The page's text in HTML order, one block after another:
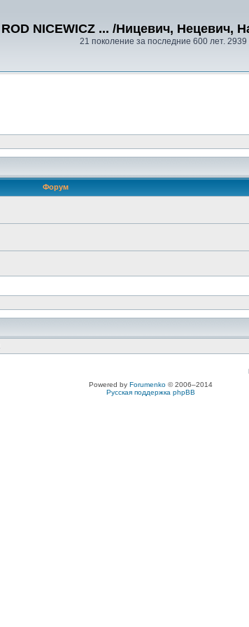
ROD NICEWICZ ... /Ницевич, Нецевич,
21 поколение за последние 600 лет. 2939
Форум
Powered by Forumenko© 2006–2014
Русская поддержка phpBB